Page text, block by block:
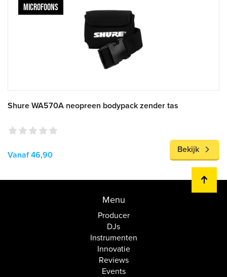
MICROFOONS
Shure WA570A neopreen bodypack zender tas
Vanaf 46,90
Bekijk
Menu
Producer
DJs
Instrumenten
Innovatie
Reviews
Events